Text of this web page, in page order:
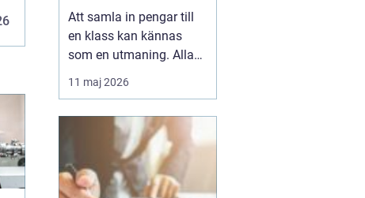
stress
Att samla in pengar till
en klass kan kännas
som en utmaning. Alla
har olika förutsättningar,
tiden är begränsad och
avgiftsfri. Samtidigt vill
många klasser ordna
klassresor, läger, nya
studiematerial eller
11 maj 2026